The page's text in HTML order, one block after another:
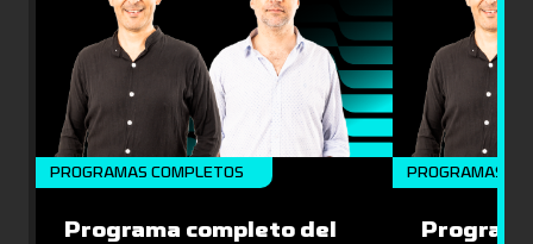
PROGRAMAS COMPLETOS
Programa completo del
PROGRAMAS